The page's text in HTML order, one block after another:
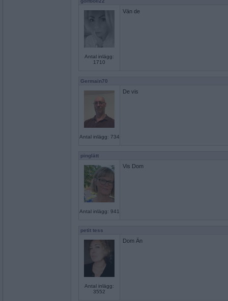
Antal inlägg:
1710
Vän de
Germain70
Antal inlägg: 734
De vis
pinglätt
Antal inlägg: 941
Vis Dom
petit tess
Antal inlägg:
3552
Dom Än